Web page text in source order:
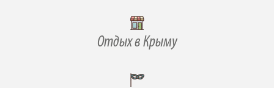
Отдых в Крыму